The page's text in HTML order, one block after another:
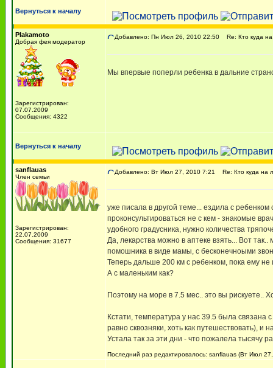
Вернуться к началу
Plakamoto
Добрая фея модератор
Зарегистрирован:
07.07.2009
Сообщения: 4322
Добавлено: Пн Июл 26, 2010 22:50 Re: Кто куда
Мы впервые поперли ребенка в дальние
Вернуться к началу
sanflauas
Член семьи
Зарегистрирован:
22.07.2009
Сообщения: 31677
Добавлено: Вт Июл 27, 2010 7:21 Re: Кто куда на
уже писала в другой теме... ездила с
проконсультироваться не с кем - знакомые
удобного градусника, нужно количества
Да, лекарства можно в аптеке взять... Вот
помошника в виде мамы, с бесконечноыми
Теперь дальше 200 км с ребенком, пока ему не
А с маленьким как?
Поэтому на море в 7.5 мес.. это вы рискуете..
Кстати, температура у нас 39.5 была связана
равно сквозняки, хоть как путешествовать),
Устала так за эти дни - что пожалела тысячу
Последний раз редактировалось: sanflauas (Вт Июл